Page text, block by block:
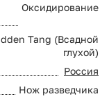
Оксидирование
Tang (Всадной
глухой)
Россия
Нож разведчика